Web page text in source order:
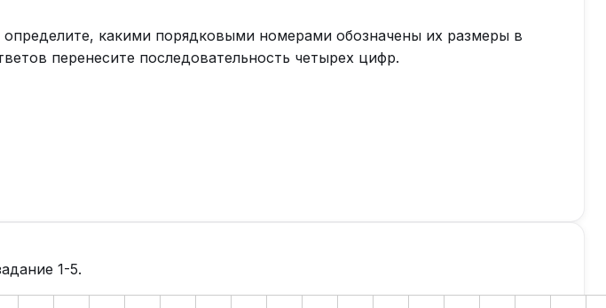
определите, какими порядковыми номерами обозначены их размеры в
перенесите последовательность четырех цифр.
1-5.